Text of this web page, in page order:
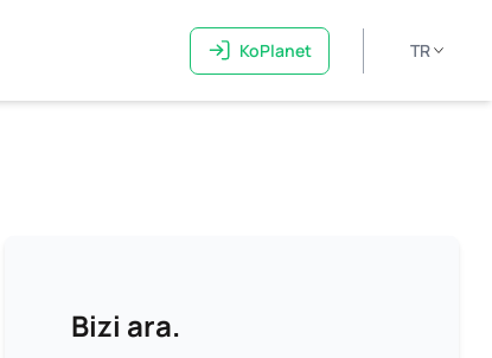
KoPlanet TR
Bizi ara.